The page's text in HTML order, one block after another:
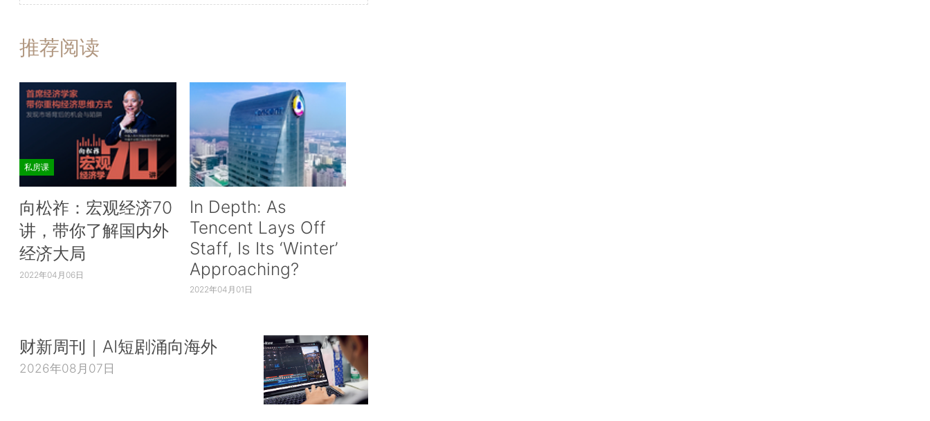
推荐阅读
私房课
向松祚：宏观经济70
讲，带你了解国内外
经济大局
2022年04月06日
In Depth: As
Tencent Lays Off
Staff, Is Its ‘Winter’
Approaching?
2022年04月01日
财新周刊｜AI短剧涌向海外
2026年08月07日